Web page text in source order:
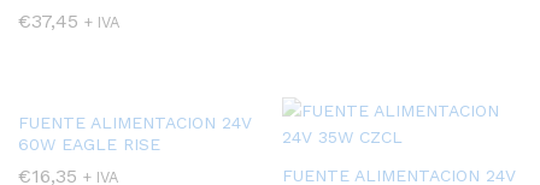
€37,45 + IVA
FUENTE ALIMENTACION 24V
60W EAGLE RISE
€16,35 + IVA
FUENTE ALIMENTACION 24V